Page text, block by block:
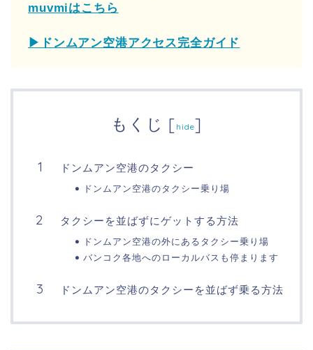
muvmiはこちら
▶ドンムアン空港アクセス完全ガイド
もくじ [ hide]
ドンムアン空港のタクシー
ドンムアン空港のタクシー乗り場
タクシーを並ばずにゲットする方法
ドンムアン空港の外にあるタクシー乗り場
バンコク各地へのローカルバスも停まります
ドンムアン空港のタクシーを並ばず乗る方法